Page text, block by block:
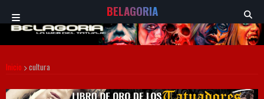
BELAGORIA
Inicio cultura